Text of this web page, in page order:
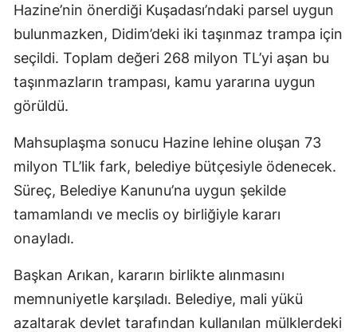
Hazine’nin önerdiği Kuşadası’ndaki parsel uygun
bulunmazken, Didim’deki iki taşınmaz trampa için
seçildi. Toplam değeri 268 milyon TL’yi aşan bu
taşınmazların trampası, kamu yararına uygun
görüldü.
Mahsuplaşma sonucu Hazine lehine oluşan 73
milyon TL’lik fark, belediye bütçesiyle ödenecek.
Süreç, Belediye Kanunu’na uygun şekilde
tamamlandı ve meclis oy birliğiyle kararı
onayladı.
Başkan Arıkan, kararın birlikte alınmasını
memnuniyetle karşıladı. Belediye, mali yükü
azaltarak devlet tarafından kullanılan mülklerdeki